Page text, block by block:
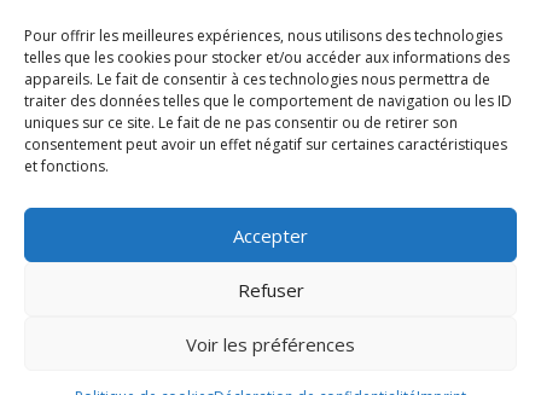
Pour offrir les meilleures expériences, nous utilisons des technologies
telles que les cookies pour stocker et/ou accéder aux informations des
appareils. Le fait de consentir à ces technologies nous permettra de
traiter des données telles que le comportement de navigation ou les ID
uniques sur ce site. Le fait de ne pas consentir ou de retirer son
consentement peut avoir un effet négatif sur certaines caractéristiques
et fonctions.
Accepter
Refuser
Voir les préférences
Newsletter & Presse
Partenaires
Tarifs
Espace Client
121DigitalGroup |